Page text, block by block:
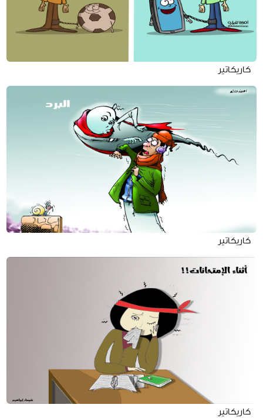
كاريكاتير
كاريكاتير
كاريكاتير